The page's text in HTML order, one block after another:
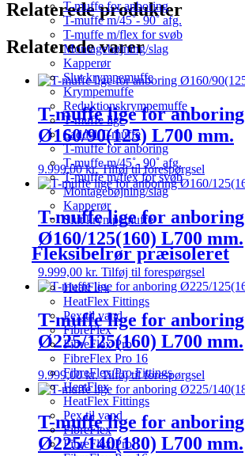
T-muffe for anboring
T-muffe m/45˚- 90˚ afg.
T-muffe m/flex for svøb
Montagebøjning/slag
Kapperør
Slut krympemuffe
Krympemuffe
Reduktionskrympemuffe
T-muffe lige
Saddel T-muffe
T-muffe for anboring
T-muffe m/45˚- 90˚ afg.
T-muffe m/flex for svøb
Montagebøjning/slag
Kapperør
Slut krympemuffe
Fleksibelrør præisoleret
HeatFlex
HeatFlex Fittings
Pex til vand
FibreFlex
FibreFlex Pro
FibreFlex Pro 16
FibreFlex/Pro Fittings
HeatFlex
HeatFlex Fittings
Pex til vand
FibreFlex
FibreFlex Pro
Relaterede produkter
Relaterede varer
T-muffe lige for anboring
Ø160/90(125) L700 mm.
9.999,00kr. Tilføj til forespørgsel
T-muffe lige for anboring
Ø160/125(160) L700 mm.
9.999,00 kr. Tilføj til forespørgsel
T-muffe lige for anboring
Ø225/125(160) L700 mm.
9.999,00kr. Tilføj til forespørgsel
T-muffe lige for anboring
Ø225/140(180) L700 mm.